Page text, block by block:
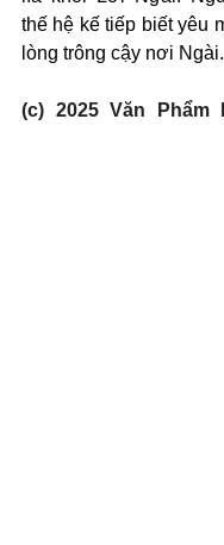
thế hệ kế tiếp biết yêu
lòng trông cậy nơi Ngài.
(c) 2025 Văn Phẩm